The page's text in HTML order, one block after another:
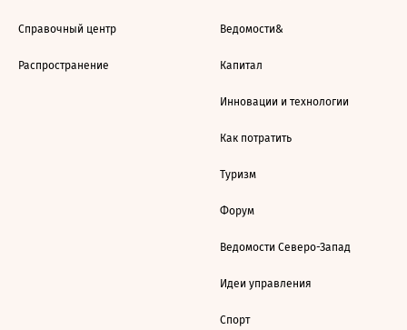
Справочный центр
Распространение
Ведомости&
Капитал
Инновации и технологии
Как потратить
Туризм
Форум
Ведомости Северо-Запад
Идеи управления
Спорт